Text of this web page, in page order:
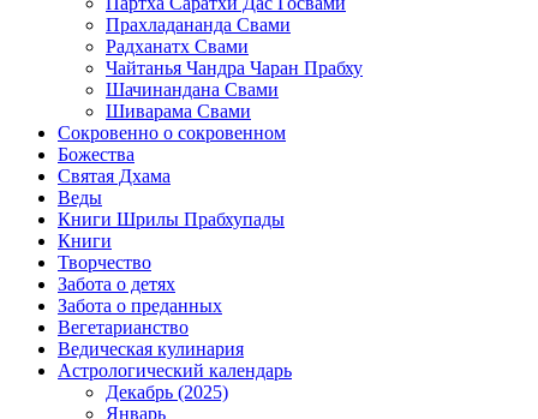
Прахладананда Свами
Радханатх Свами
Чайтанья Чандра Чаран Прабху
Шачинандана Свами
Шиварама Свами
Сокровенно о сокровенном
Божества
Святая Дхама
Веды
Книги Шрилы Прабхупады
Книги
Творчество
Забота о детях
Забота о преданных
Вегетарианство
Ведическая кулинария
Астрологический календарь
Декабрь (2025)
Январь